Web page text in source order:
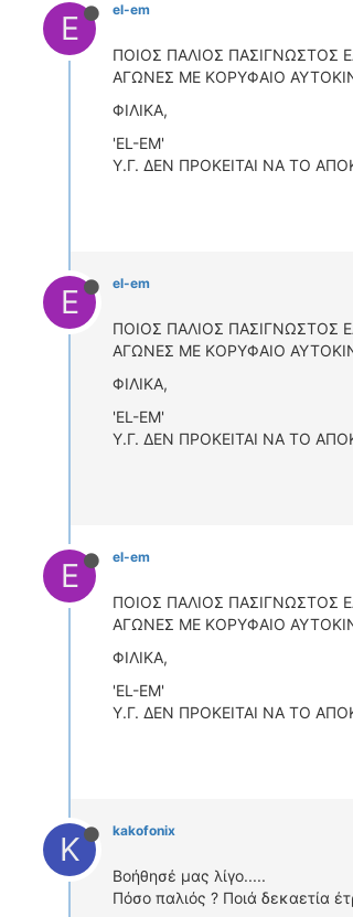
E el-em
ΠΟΙΟΣ ΠΑΛΙΟΣ ΠΑΣΙΓΝΩΣΤΟΣ
ΑΓΩΝΕΣ ΜΕ ΚΟΡΥΦΑΙΟ
ΦΙΛΙΚΑ,
'EL-EM'
Y.Γ. ΔΕΝ ΠΡΟΚΕΙΤΑΙ ΝΑ ΤΟ
E el-em
ΠΟΙΟΣ ΠΑΛΙΟΣ ΠΑΣΙΓΝΩΣΤΟΣ
ΑΓΩΝΕΣ ΜΕ ΚΟΡΥΦΑΙΟ
ΦΙΛΙΚΑ,
'EL-EM'
Y.Γ. ΔΕΝ ΠΡΟΚΕΙΤΑΙ ΝΑ ΤΟ
E el-em
ΠΟΙΟΣ ΠΑΛΙΟΣ ΠΑΣΙΓΝΩΣΤΟΣ
ΑΓΩΝΕΣ ΜΕ ΚΟΡΥΦΑΙΟ
ΦΙΛΙΚΑ,
'EL-EM'
Y.Γ. ΔΕΝ ΠΡΟΚΕΙΤΑΙ ΝΑ ΤΟ
K kakofonix
Βοήθησέ μας λίγο.....
Πόσο παλιός ? Ποιά δεκαετία